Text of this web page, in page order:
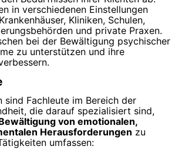
in verschiedenen Einstellungen
Kliniken, Schulen,
und private Praxen.
bei der Bewältigung psychischer
zu unterstützen und ihre
sind Fachleute im Bereich der
die darauf spezialisiert sind,
von emotionalen,
Herausforderungen zu
umfassen: